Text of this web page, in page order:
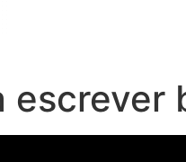
escrever